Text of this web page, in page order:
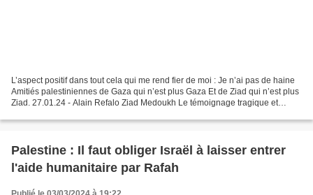
L’aspect positif dans tout cela qui me rend fier de moi : Je n’ai pas de haine
Amitiés palestiniennes de Gaza qui n’est plus Gaza Et de Ziad qui n’est plus
Ziad. 27.01.24 - Alain Refalo Ziad Medoukh Le témoignage tragique et
Palestine : Il faut obliger Israël à laisser entrer
l'aide humanitaire par Rafah